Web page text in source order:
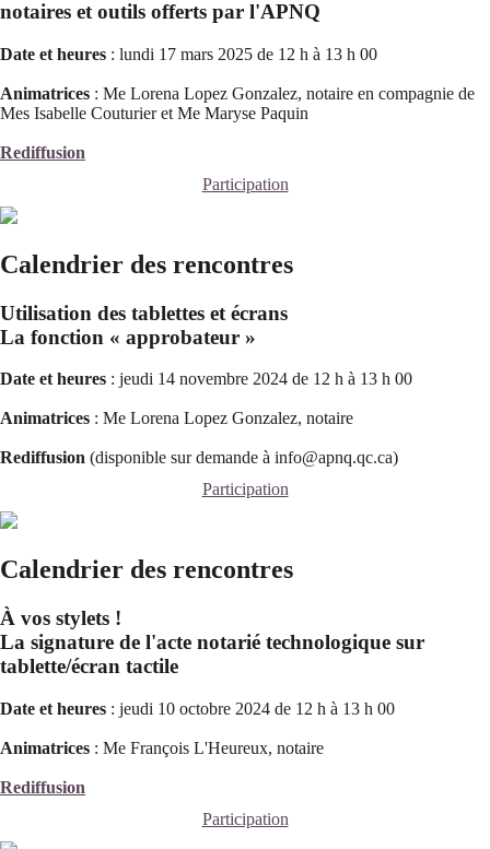
notaires et outils offerts par l'APNQ
Date et heures : lundi 17 mars 2025 de 12 h à 13 h 00
Animatrices : Me Lorena Lopez Gonzalez, notaire en compagnie de
Mes Isabelle Couturier et Me Maryse Paquin
Rediffusion
Participation
Calendrier des rencontres
Utilisation des tablettes et écrans
La fonction « approbateur »
Date et heures : jeudi 14 novembre 2024 de 12 h à 13 h 00
Animatrices : Me Lorena Lopez Gonzalez, notaire
Rediffusion (disponible sur demande à info@apnq.qc.ca)
Participation
Calendrier des rencontres
À vos stylets !
La signature de l'acte notarié technologique sur
tablette/écran tactile
Date et heures : jeudi 10 octobre 2024 de 12 h à 13 h 00
Animatrices : Me François L'Heureux, notaire
Rediffusion
Participation